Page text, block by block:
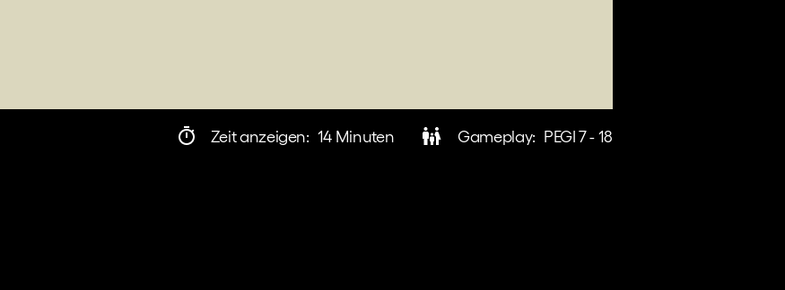
Zeit anzeigen: 14 Minuten Gameplay: PEGI 7 - 18